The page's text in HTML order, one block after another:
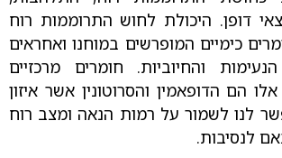
דופן. היכולת לחוש התרוממות רוח
כימיים המופרשים במוחנו ואחראים
והחיוביות. חומרים מרכזיים
הם הדופאמין והסרוטונין אשר איזון
לנו לשמור על רמות הנאה ומצב רוח
לנסיבות.